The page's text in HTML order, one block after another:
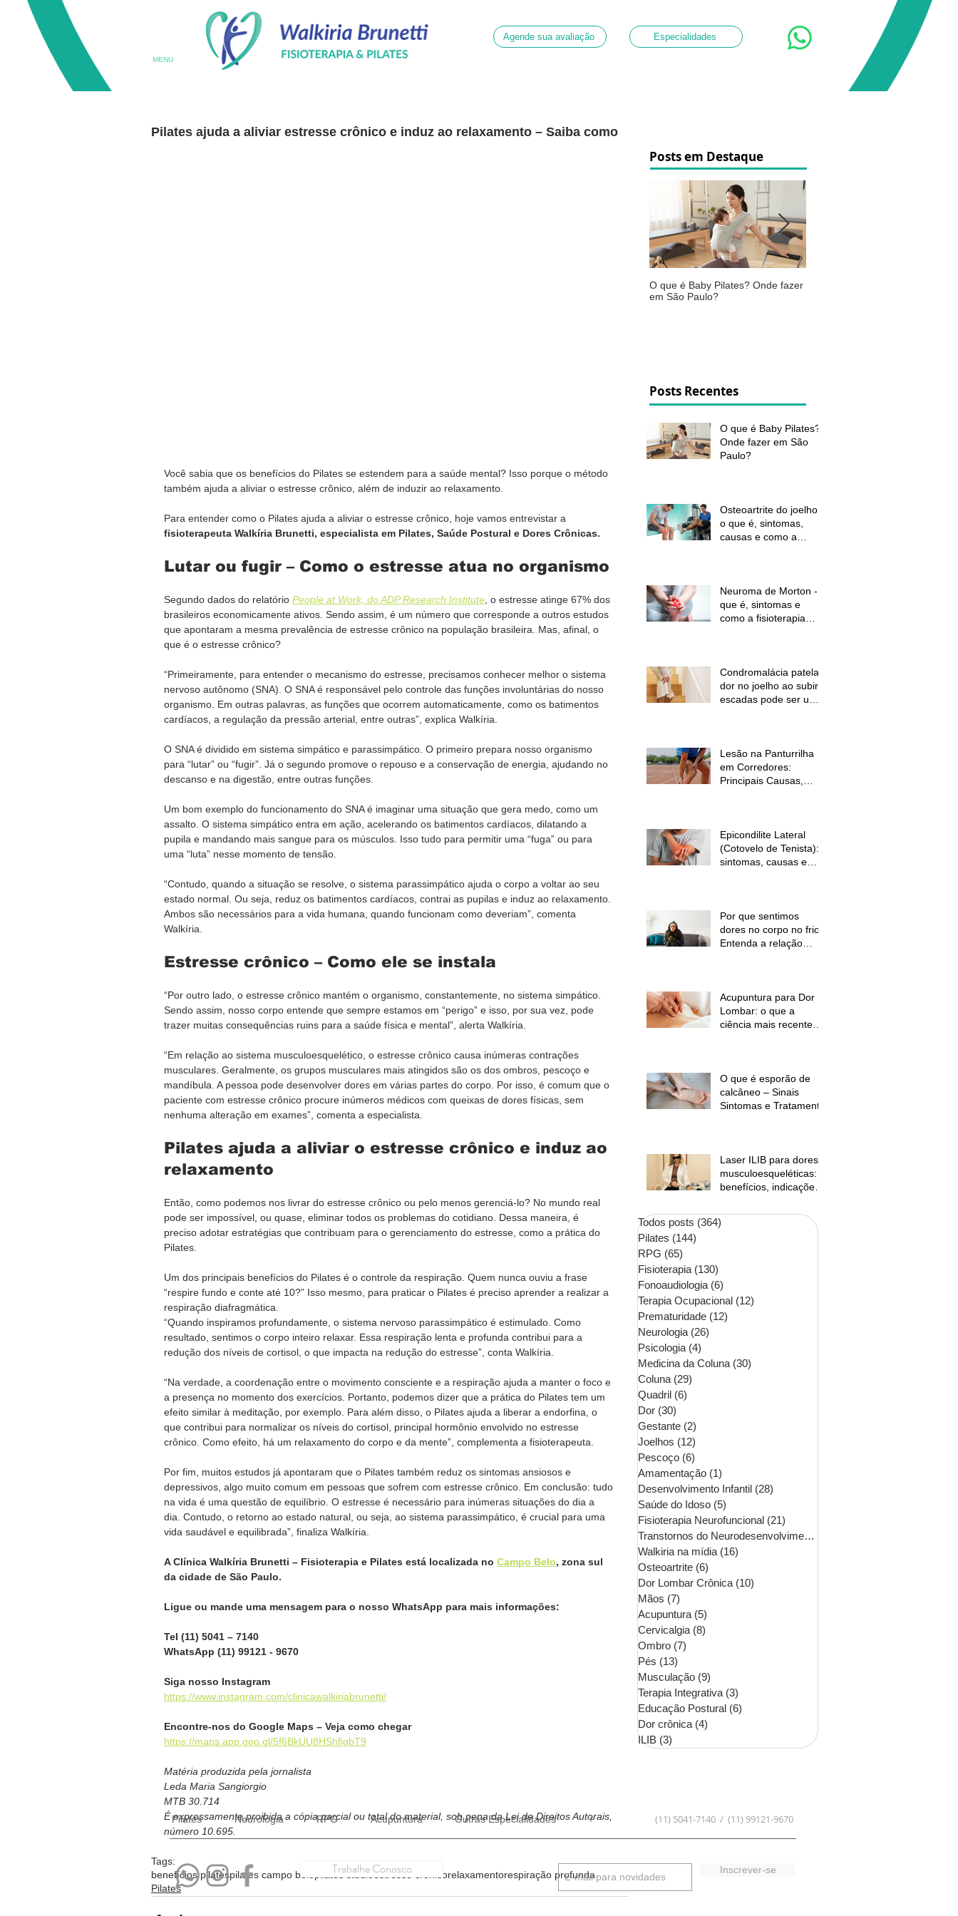
MENU
Agende sua avaliação Especialidades
Pilates ajuda a aliviar estresse crônico e induz ao relaxamento – Saiba como
Você sabia que os benefícios do Pilates se estendem para a saúde mental? Isso porque o método
também ajuda a aliviar o estresse crônico, além de induzir ao relaxamento.
Para entender como o Pilates ajuda a aliviar o estresse crônico, hoje vamos entrevistar a
fisioterapeuta Walkíria Brunetti, especialista em Pilates, Saúde Postural e Dores Crônicas.
Lutar ou fugir – Como o estresse atua no organismo
Segundo dados do relatório People at Work, do ADP Research Institute , o estresse atinge 67% dos
brasileiros economicamente ativos. Sendo assim, é um número que corresponde a outros estudos
que apontaram a mesma prevalência de estresse crônico na população brasileira. Mas, afinal, o
que é o estresse crônico?
“Primeiramente, para entender o mecanismo do estresse, precisamos conhecer melhor o sistema
nervoso autônomo (SNA). O SNA é responsável pelo controle das funções involuntárias do nosso
organismo. Em outras palavras, as funções que ocorrem automaticamente, como os batimentos
cardíacos, a regulação da pressão arterial, entre outras”, explica Walkíria.
O SNA é dividido em sistema simpático e parassimpático. O primeiro prepara nosso organismo
para “lutar” ou “fugir”. Já o segundo promove o repouso e a conservação de energia, ajudando no
descanso e na digestão, entre outras funções.
Um bom exemplo do funcionamento do SNA é imaginar uma situação que gera medo, como um
assalto. O sistema simpático entra em ação, acelerando os batimentos cardíacos, dilatando a
pupila e mandando mais sangue para os músculos. Isso tudo para permitir uma “fuga” ou para
uma “luta” nesse momento de tensão.
“Contudo, quando a situação se resolve, o sistema parassimpático ajuda o corpo a voltar ao seu
estado normal. Ou seja, reduz os batimentos cardíacos, contrai as pupilas e induz ao relaxamento.
Ambos são necessários para a vida humana, quando funcionam como deveriam”, comenta
Walkíria.
Estresse crônico – Como ele se instala
“Por outro lado, o estresse crônico mantém o organismo, constantemente, no sistema simpático.
Sendo assim, nosso corpo entende que sempre estamos em “perigo” e isso, por sua vez, pode
trazer muitas consequências ruins para a saúde física e mental”, alerta Walkíria.
“Em relação ao sistema musculoesquelético, o estresse crônico causa inúmeras contrações
musculares. Geralmente, os grupos musculares mais atingidos são os dos ombros, pescoço e
mandíbula. A pessoa pode desenvolver dores em várias partes do corpo. Por isso, é comum que o
paciente com estresse crônico procure inúmeros médicos com queixas de dores físicas, sem
nenhuma alteração em exames”, comenta a especialista.
Pilates ajuda a aliviar o estresse crônico e induz ao
relaxamento
Então, como podemos nos livrar do estresse crônico ou pelo menos gerenciá-lo? No mundo real
pode ser impossível, ou quase, eliminar todos os problemas do cotidiano. Dessa maneira, é
preciso adotar estratégias que contribuam para o gerenciamento do estresse, como a prática do
Pilates.
Um dos principais benefícios do Pilates é o controle da respiração. Quem nunca ouviu a frase
“respire fundo e conte até 10?” Isso mesmo, para praticar o Pilates é preciso aprender a realizar a
respiração diafragmática.
“Quando inspiramos profundamente, o sistema nervoso parassimpático é estimulado. Como
resultado, sentimos o corpo inteiro relaxar. Essa respiração lenta e profunda contribui para a
redução dos níveis de cortisol, o que impacta na redução do estresse”, conta Walkíria.
“Na verdade, a coordenação entre o movimento consciente e a respiração ajuda a manter o foco e
a presença no momento dos exercícios. Portanto, podemos dizer que a prática do Pilates tem um
efeito similar à meditação, por exemplo. Para além disso, o Pilates ajuda a liberar a endorfina, o
que contribui para normalizar os níveis do cortisol, principal hormônio envolvido no estresse
crônico. Como efeito, há um relaxamento do corpo e da mente”, complementa a fisioterapeuta.
Por fim, muitos estudos já apontaram que o Pilates também reduz os sintomas ansiosos e
depressivos, algo muito comum em pessoas que sofrem com estresse crônico. Em conclusão: tudo
na vida é uma questão de equilíbrio. O estresse é necessário para inúmeras situações do dia a
dia. Contudo, o retorno ao estado natural, ou seja, ao sistema parassimpático, é crucial para uma
vida saudável e equilibrada”, finaliza Walkíria.
A Clínica Walkíria Brunetti – Fisioterapia e Pilates está localizada no Campo Belo, zona sul
da cidade de São Paulo.
Ligue ou mande uma mensagem para o nosso WhatsApp para mais informações:
Tel (11) 5041 – 7140
WhatsApp (11) 99121 - 9670
Siga nosso Instagram
https://www.instagram.com/clinicawalkiriabrunetti/
Encontre-nos do Google Maps – Veja como chegar
https://maps.app.goo.gl/5f6BkUU8HShfigbT9
Matéria produzida pela jornalista
Leda Maria Sangiorgio
MTB 30.714
É expressamente proibida a cópia parcial ou total do material, sob pena da Lei de Direitos Autorais,
número 10.695.
Tags:
benefícios pilatespilates campo belo pilates studio estresse crônicorelaxamentorespiração profunda
Pilates
Posts em Destaque
O que é Baby Pilates? Onde fazer
em São Paulo?
Posts Recentes
O que é Baby Pilates?
Onde fazer em São
Paulo?
Osteoartrite do joelho:
o que é, sintomas,
causas e como a
Neuroma de Morton - o
que é, sintomas e
como a fisioterapia
Condromalácia patelar:
dor no joelho ao subir
escadas pode ser um
Lesão na Panturrilha
em Corredores:
Principais Causas,
Epicondilite Lateral
(Cotovelo de Tenista):
sintomas, causas e
Por que sentimos
dores no corpo no frio?
Entenda a relação
Acupuntura para Dor
Lombar: o que a
ciência mais recente
O que é esporão de
calcâneo – Sinais
Sintomas e Tratamento
Laser ILIB para dores
musculoesqueléticas:
benefícios, indicações
Todos posts (364)
Pilates (144)
RPG (65)
Fisioterapia (130)
Fonoaudiologia (6)
Terapia Ocupacional (12)
Prematuridade (12)
Neurologia (26)
Psicologia (4)
Medicina da Coluna (30)
Coluna (29)
Quadril (6)
Dor (30)
Gestante (2)
Joelhos (12)
Pescoço (6)
Amamentação (1)
Desenvolvimento Infantil (28)
Saúde do Idoso (5)
Fisioterapia Neurofuncional (21)
Transtornos do Neurodesenvolvimento
Walkiria na mídia (16)
Osteoartrite (6)
Dor Lombar Crônica (10)
Mãos (7)
Acupuntura (5)
Cervicalgia (8)
Ombro (7)
Pés (13)
Musculação (9)
Terapia Integrativa (3)
Educação Postural (6)
Dor crônica (4)
ILIB (3)
(11) 5041-7140 / (11) 99121-9670
Pilates Neurologia RPG Acupuntura Outras Especialidades +
Trabalhe Conosco Inscrever-se